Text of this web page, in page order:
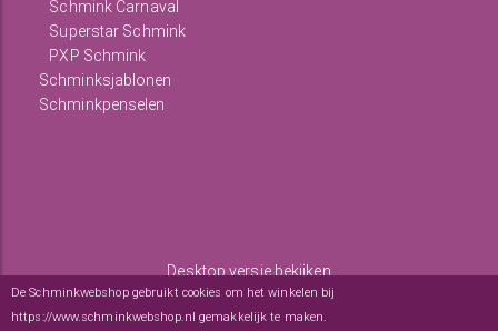
Schmink Carnaval
Superstar Schmink
PXP Schmink
Schminksjablonen
Schminkpenselen
Desktop versie bekijken
Copyright © 2012 - 2026
De Schminkwebshop
De Schminkwebshop gebruikt cookies om het winkelen bij
https://www.schminkwebshop.nl gemakkelijk te maken.